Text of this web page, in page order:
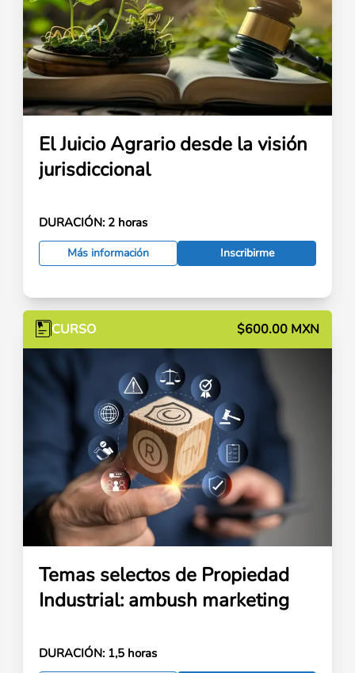
El Juicio Agrario desde la visión
jurisdiccional
DURACIÓN: 2 horas
Más información Inscribirme
CURSO $600.00 MXN
Temas selectos de Propiedad
Industrial: ambush marketing
DURACIÓN: 1,5 horas